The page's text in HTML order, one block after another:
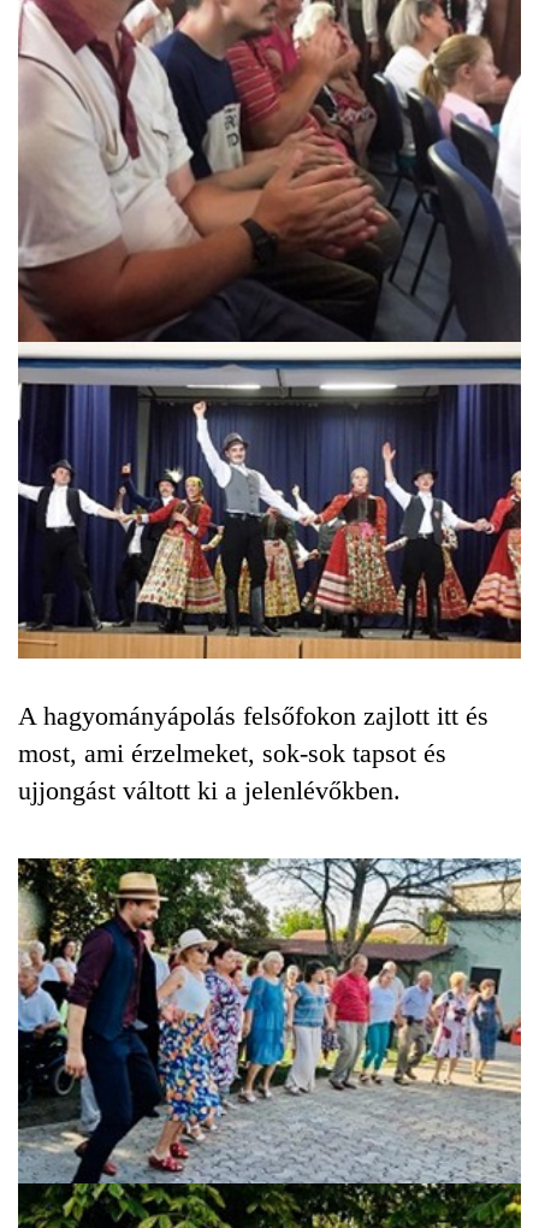
A hagyományápolás felsőfokon zajlott itt és
most, ami érzelmeket, sok-sok tapsot és
ujjongást váltott ki a jelenlévőkben.